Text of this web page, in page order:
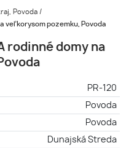
Povoda /
veľkorysom pozemku, Povoda
rodinné domy na
PR-120
Povoda
Povoda
Dunajská Streda